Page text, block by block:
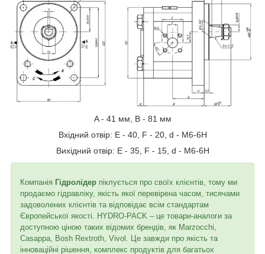
A - 41 мм, В - 81 мм
Вхідний отвір: E - 40, F - 20, d - M6-6H
Вихідний отвір: E - 35, F - 15, d - M6-6H
Компанія Гідролідер піклується про своїх клієнтів, тому ми
продаємо гідравліку, якість якої перевірена часом, тисячами
задоволених клієнтів та відповідає всім стандартам
Європейської якості. HYDRO-PACK – це товари-аналоги за
доступною ціною таких відомих брендів, як Marzocchi,
Casappa, Bosh Rextroth, Vivol. Це завжди про якість та
інноваційні рішення, комплекс продуктів для багатьох